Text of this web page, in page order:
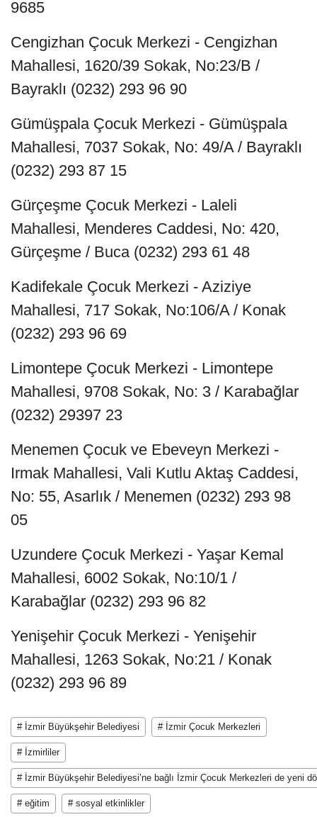
9685
Cengizhan Çocuk Merkezi - Cengizhan
Mahallesi, 1620/39 Sokak, No:23/B /
Bayraklı (0232) 293 96 90
Gümüşpala Çocuk Merkezi - Gümüşpala
Mahallesi, 7037 Sokak, No: 49/A / Bayraklı
(0232) 293 87 15
Gürçeşme Çocuk Merkezi - Laleli
Mahallesi, Menderes Caddesi, No: 420,
Gürçeşme / Buca (0232) 293 61 48
Kadifekale Çocuk Merkezi - Aziziye
Mahallesi, 717 Sokak, No:106/A / Konak
(0232) 293 96 69
Limontepe Çocuk Merkezi - Limontepe
Mahallesi, 9708 Sokak, No: 3 / Karabağlar
(0232) 29397 23
Menemen Çocuk ve Ebeveyn Merkezi -
Irmak Mahallesi, Vali Kutlu Aktaş Caddesi,
No: 55, Asarlık / Menemen (0232) 293 98
05
Uzundere Çocuk Merkezi - Yaşar Kemal
Mahallesi, 6002 Sokak, No:10/1 /
Karabağlar (0232) 293 96 82
Yenişehir Çocuk Merkezi - Yenişehir
Mahallesi, 1263 Sokak, No:21 / Konak
(0232) 293 96 89
# İzmir Büyükşehir Belediyesi # İzmir Çocuk Merkezleri
# İzmirliler
# İzmir Büyükşehir Belediyesi’ne bağlı İzmir Çocuk Merkezleri de yeni
# eğitim # sosyal etkinlikler